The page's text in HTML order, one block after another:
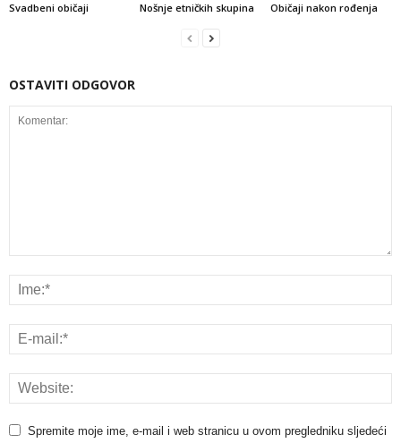
Svadbeni običaji Nošnje etničkih skupina Običaji nakon rođenja
OSTAVITI ODGOVOR
Spremite moje ime, e-mail i web stranicu u ovom pregledniku sljedeći